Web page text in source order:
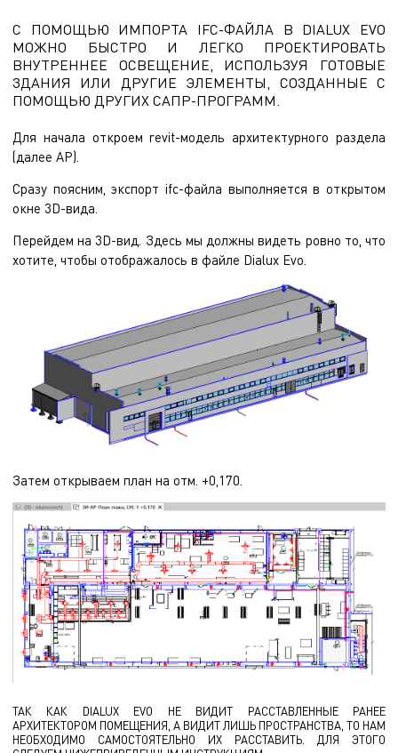
С ПОМОЩЬЮ ИМПОРТА IFC-ФАЙЛА В DIALUX EVO
МОЖНО БЫСТРО И ЛЕГКО ПРОЕКТИРОВАТЬ
ВНУТРЕННЕЕ ОСВЕЩЕНИЕ, ИСПОЛЬЗУЯ ГОТОВЫЕ
ЗДАНИЯ ИЛИ ДРУГИЕ ЭЛЕМЕНТЫ, СОЗДАННЫЕ С
ПОМОЩЬЮ ДРУГИХ САПР-ПРОГРАММ.
Для начала откроем revit-модель архитектурного раздела
(далее АР).
Сразу поясним, экспорт ifc-файла выполняется в открытом
окне 3D-вида.
Перейдем на 3D-вид. Здесь мы должны видеть ровно то, что
хотите, чтобы отображалось в файле Dialux Evo.
Затем открываем план на отм. +0,170.
ТАК КАК DIALUX EVO НЕ ВИДИТ РАССТАВЛЕННЫЕ РАНЕЕ
АРХИТЕКТОРОМ ПОМЕЩЕНИЯ, А ВИДИТ ЛИШЬ ПРОСТРАНСТВА, ТО НАМ
НЕОБХОДИМО САМОСТОЯТЕЛЬНО ИХ РАССТАВИТЬ. ДЛЯ ЭТОГО